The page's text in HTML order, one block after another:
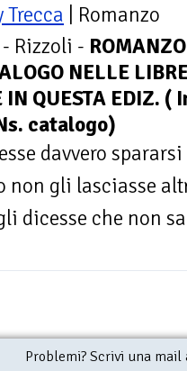
Trecca | Romanzo
Rizzoli - ROMANZO
NELLE
IN QUESTA EDIZ.
catalogo)
davvero
gli lasciasse
dicesse che non
Problemi? Scrivi una